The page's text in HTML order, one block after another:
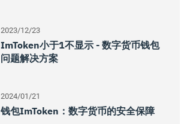
2023/12/23
ImToken小于1不显示 - 数字货币钱包
问题解决方案
2024/01/21
钱包imToken：数字货币的安全保障